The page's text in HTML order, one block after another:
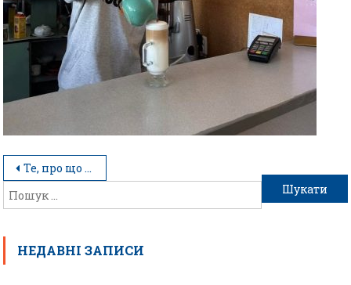
Те, про що не напишуть у підручниках
НЕДАВНІ ЗАПИСИ